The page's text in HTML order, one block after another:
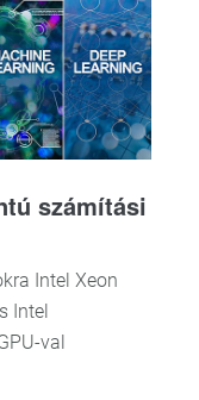
számítási
Intel Xeon
Intel
val